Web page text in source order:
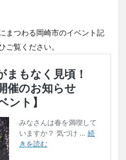
まつわる岡崎市のイベント記
ご覧ください。